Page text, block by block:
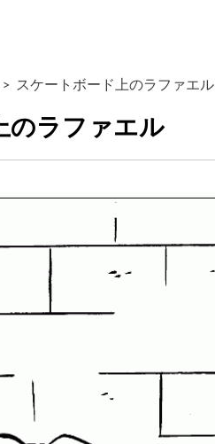
> スケートボード上のラファエル
のラファエル